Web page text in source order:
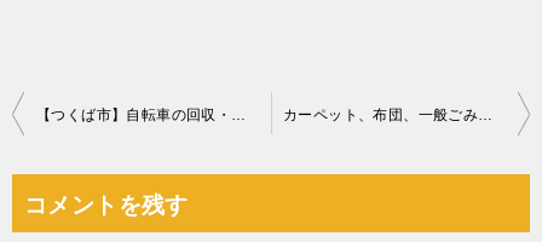
投
ビ
【つくば市】自転車の回収・処分ご依頼 お客様の声 カーペット、布団、一般ごみの回収・処分とキッチンクリーニング
コメントを残す